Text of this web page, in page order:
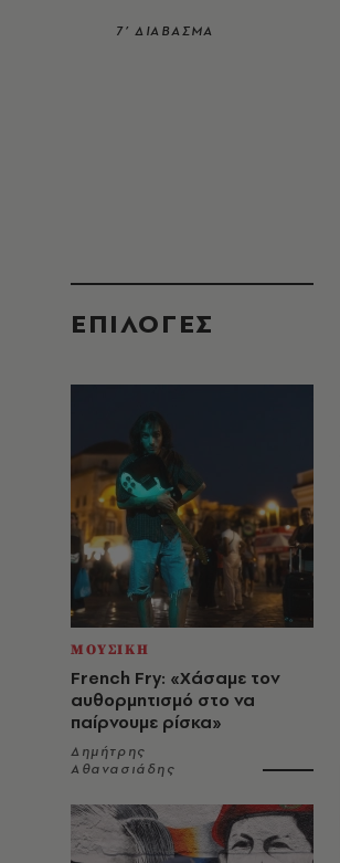
7’ ΔΙΑΒΑΣΜΑ
EΠΙΛΟΓΈΣ
ΜΟΥΣΙΚΗ
French Fry: «Χάσαμε τον
αυθορμητισμό στο να
παίρνουμε ρίσκα»
Δημήτρης
Αθανασιάδης